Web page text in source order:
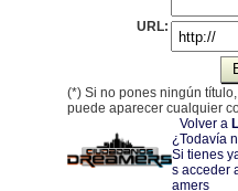
URL:
(*) Si no pones ningún
puede aparecer cualquier
Volver a
¿Todavía
Si tienes
s acceder
amers